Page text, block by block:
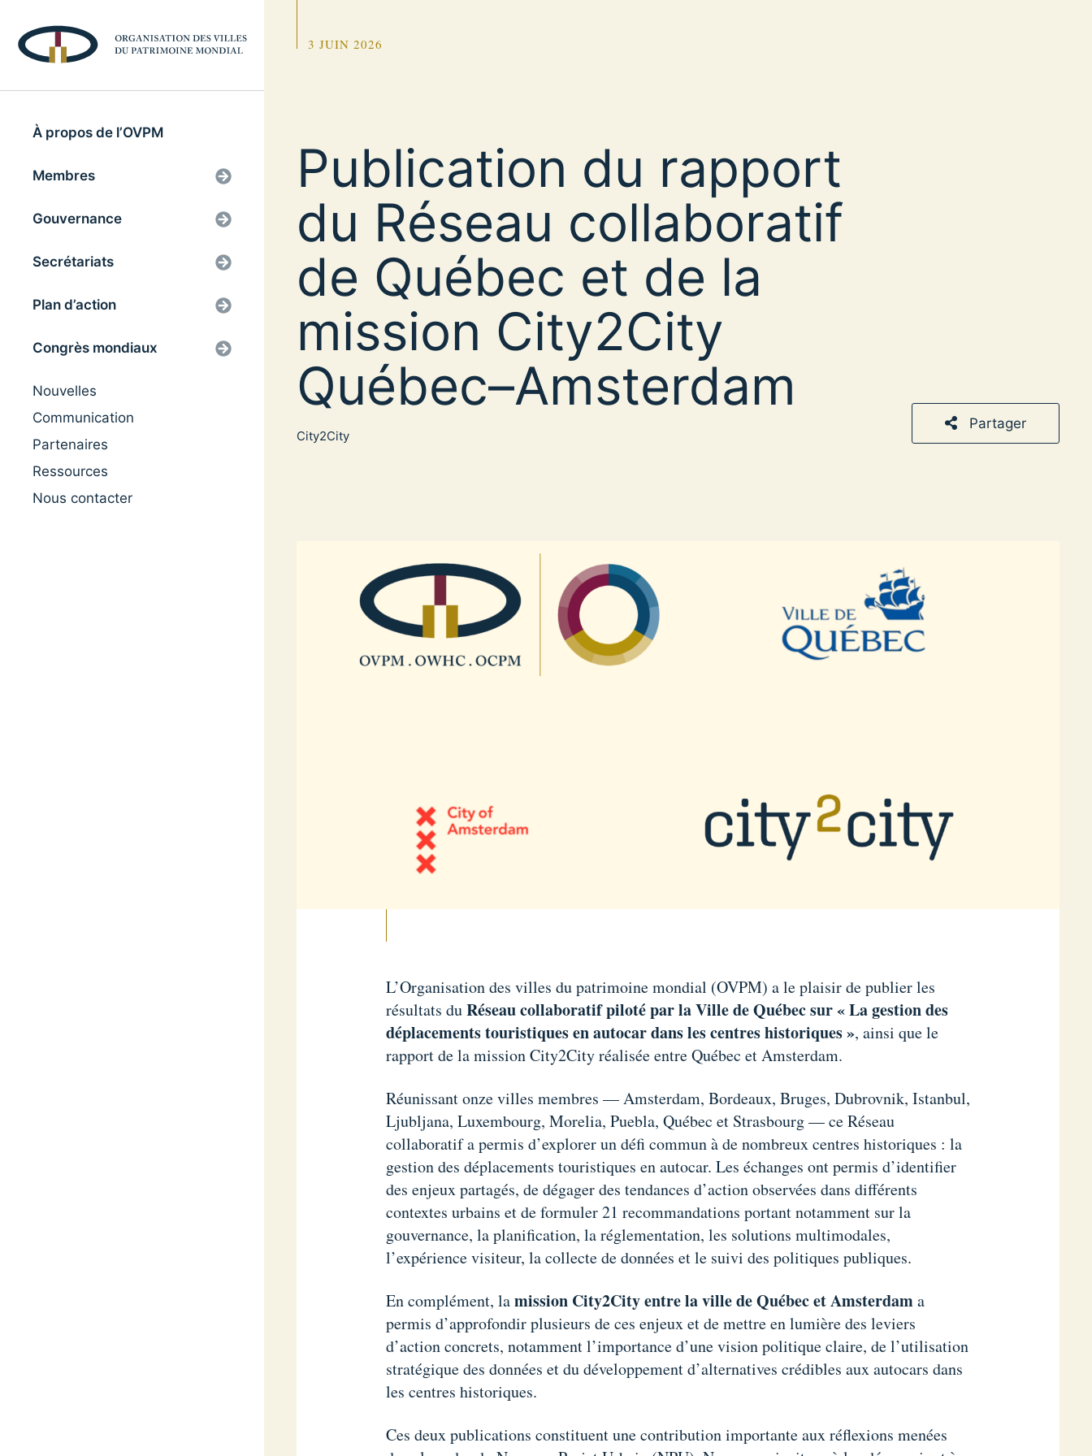
À propos de l’OVPM
Membres
Gouvernance
Secrétariats
Plan d’action
Congrès mondiaux
Nouvelles
Communication
Partenaires
Ressources
Nous contacter
3 JUIN 2026
Publication du rapport
du Réseau collaboratif
de Québec et de la
mission City2City
Québec–Amsterdam
City2City
Partager
L’Organisation des villes du patrimoine mondial (OVPM) a le plaisir de publier les
résultats duRéseau collaboratif piloté par la Ville de Québec sur « La gestion des
déplacements touristiques en autocar dans les centres historiques », ainsi que le
rapport de la mission City2City réalisée entre Québec et Amsterdam.
Réunissant onze villes membres — Amsterdam, Bordeaux, Bruges, Dubrovnik, Istanbul,
Ljubljana, Luxembourg, Morelia, Puebla, Québec et Strasbourg — ce Réseau
collaboratif a permis d’explorer un défi commun à de nombreux centres historiques : la
gestion des déplacements touristiques en autocar. Les échanges ont permis d’identifier
des enjeux partagés, de dégager des tendances d’action observées dans différents
contextes urbains et de formuler 21 recommandations portant notamment sur la
gouvernance, la planification, la réglementation, les solutions multimodales,
l’expérience visiteur, la collecte de données et le suivi des politiques publiques.
En complément, lamission City2City entre la ville de Québec et Amsterdama
permis d’approfondir plusieurs de ces enjeux et de mettre en lumière des leviers
d’action concrets, notamment l’importance d’une vision politique claire, de l’utilisation
stratégique des données et du développement d’alternatives crédibles aux autocars dans
les centres historiques.
Ces deux publications constituent une contribution importante aux réflexions menées